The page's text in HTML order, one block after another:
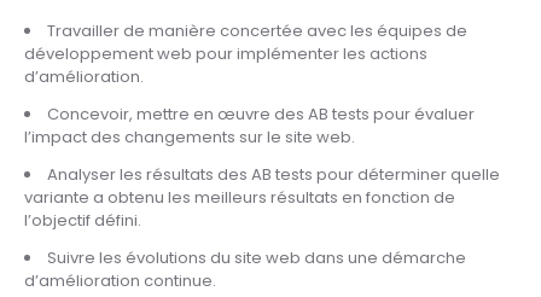
Travailler de manière concertée avec les équipes de
développement web pour implémenter les actions
d’amélioration.
Concevoir, mettre en œuvre des AB tests pour évaluer
l’impact des changements sur le site web.
Analyser les résultats des AB tests pour déterminer quelle
variante a obtenu les meilleurs résultats en fonction de
l’objectif défini.
Suivre les évolutions du site web dans une démarche
d’amélioration continue.